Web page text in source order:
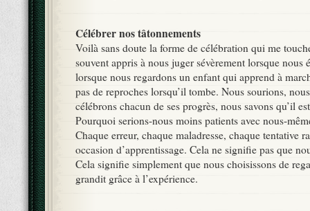
Célébrer nos tâtonnements
Voilà sans doute la forme de célébration qui me
souvent appris à nous juger sévèrement lorsque nous
lorsque nous regardons un enfant qui apprend à
pas de reproches lorsqu’il tombe. Nous sourions,
célébrons chacun de ses progrès, nous savons qu’il
Pourquoi serions-nous moins patients avec nous-
Chaque erreur, chaque maladresse, chaque tentative
occasion d’apprentissage. Cela ne signifie pas que
Cela signifie simplement que nous choisissons de
grandit grâce à l’expérience.